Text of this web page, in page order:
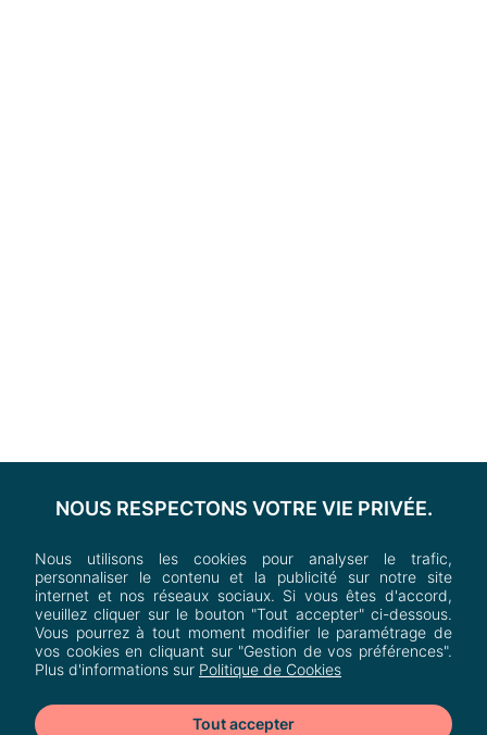
NOUS RESPECTONS VOTRE VIE PRIVÉE.
Nous utilisons les cookies pour analyser le trafic,
personnaliser le contenu et la publicité sur notre site
internet et nos réseaux sociaux. Si vous êtes d'accord,
veuillez cliquer sur le bouton "Tout accepter" ci-dessous.
Vous pourrez à tout moment modifier le paramétrage de
vos cookies en cliquant sur "Gestion de vos préférences".
Plus d'informations sur Politique de Cookies
Tout accepter